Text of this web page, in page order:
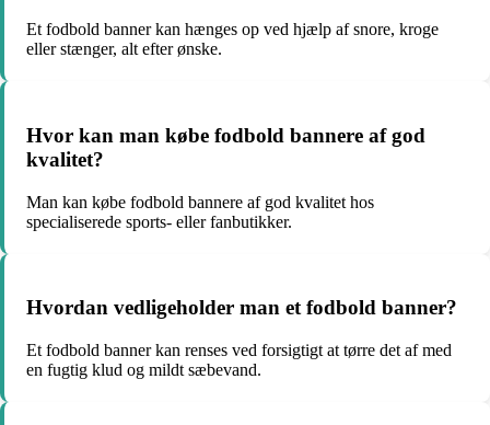
Et fodbold banner kan hænges op ved hjælp af snore, kroge
eller stænger, alt efter ønske.
Hvor kan man købe fodbold bannere af god
kvalitet?
Man kan købe fodbold bannere af god kvalitet hos
specialiserede sports- eller fanbutikker.
Hvordan vedligeholder man et fodbold banner?
Et fodbold banner kan renses ved forsigtigt at tørre det af med
en fugtig klud og mildt sæbevand.